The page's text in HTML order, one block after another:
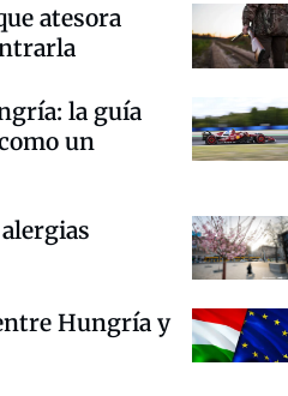
atesora
la guía
un
Hungría y